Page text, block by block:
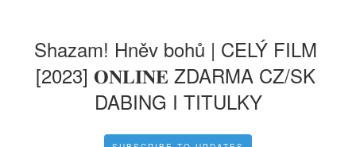
Shazam! Hněv bohů | CELÝ FILM
[2023] 𝐎𝐍𝐋𝐈𝐍𝐄 ZDARMA CZ/SK
DABING I TITULKY